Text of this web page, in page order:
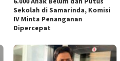
Sekolah di Samarinda, Komisi
IV Minta Penanganan
Dipercepat